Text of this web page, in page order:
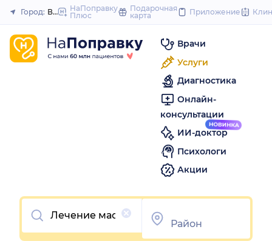
to
Закрыть
Город: ВолгоградНаПоправку
Плюс
Подарочная
карта
Приложение
Врачи
Услуги
Диагностика
Онлайн-
консультации
ИИ-доктор
Психологи
Акции
Очистить